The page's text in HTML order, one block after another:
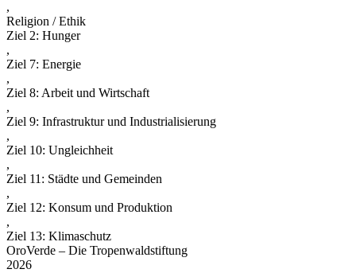
,
Religion / Ethik
Ziel 2: Hunger
,
Ziel 7: Energie
,
Ziel 8: Arbeit und Wirtschaft
,
Ziel 9: Infrastruktur und Industrialisierung
,
Ziel 10: Ungleichheit
,
Ziel 11: Städte und Gemeinden
,
Ziel 12: Konsum und Produktion
,
Ziel 13: Klimaschutz
OroVerde – Die Tropenwaldstiftung
2026